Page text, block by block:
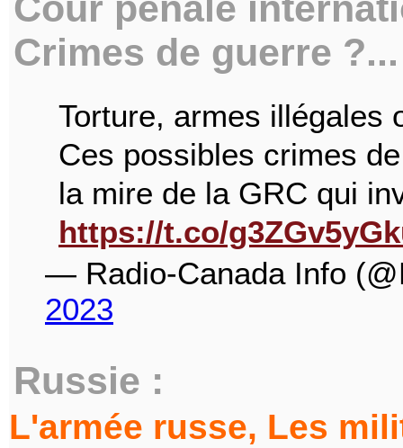
Crimes de guerre ?...
Torture, armes
Ces possibles crimes
la mire de la GRC qui
https://t.co/
— Radio-Canada Info
2023
Russie :
L'armée russe, Les